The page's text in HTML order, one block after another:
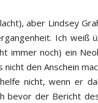
aber Lindsey
Ich weiß
immer noch) ein
den Anschein
nicht, wenn er
bevor der Bericht